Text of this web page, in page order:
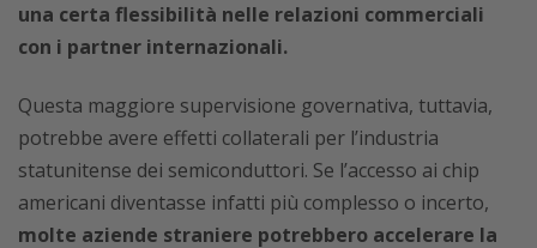
una certa flessibilità nelle relazioni commerciali
con i partner internazionali.
Questa maggiore supervisione governativa, tuttavia,
potrebbe avere effetti collaterali per l’industria
statunitense dei semiconduttori. Se l’accesso ai chip
americani diventasse infatti più complesso o incerto,
molte aziende straniere potrebbero accelerare la